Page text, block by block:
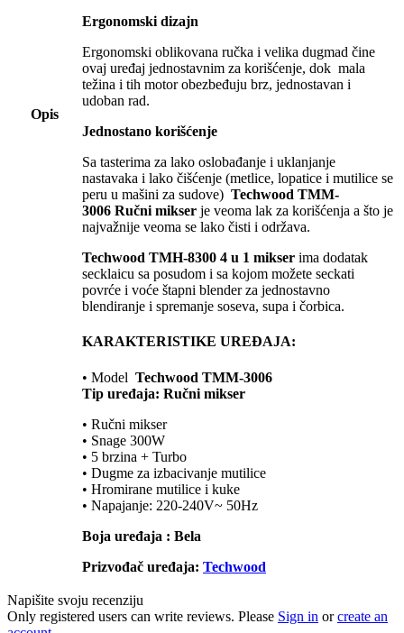
Opis
Ergonomski dizajn
Ergonomski oblikovana ručka i velika dugmad čine
ovaj uređaj jednostavnim za korišćenje, dok mala
težina i tih motor obezbeđuju brz, jednostavan i
udoban rad.
Jednostano korišćenje
Sa tasterima za lako oslobađanje i uklanjanje
nastavaka i lako čišćenje (metlice, lopatice i mutilice se
peru u mašini za sudove) Techwood TMM-
3006 Ručni mikser je veoma lak za korišćenja a što je
najvažnije veoma se lako čisti i održava.
Techwood TMH-8300 4 u 1 mikser ima dodatak
secklaicu sa posudom i sa kojom možete seckati
povrće i voće štapni blender za jednostavno
blendiranje i spremanje soseva, supa i čorbica.
KARAKTERISTIKE UREĐAJA:
• Model Techwood TMM-3006
Tip uređaja: Ručni mikser
• Ručni mikser
• Snage 300W
• 5 brzina + Turbo
• Dugme za izbacivanje mutilice
• Hromirane mutilice i kuke
• Napajanje: 220-240V~ 50Hz
Boja uređaja : Bela
Prizvođač uređaja: Techwood
Napišite svoju recenziju
Only registered users can write reviews. Please Sign in orcreate an